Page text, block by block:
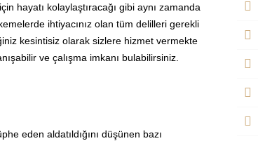
hayatı kolaylaştıracağı gibi aynı zamanda
ihtiyacınız olan tüm delilleri gerekli
kesintisiz olarak sizlere hizmet vermekte
ve çalışma imkanı bulabilirsiniz.
eden aldatıldığını düşünen bazı